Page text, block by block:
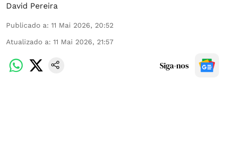
David Pereira
Publicado a: 11 Mai 2026, 20:52
Atualizado a: 11 Mai 2026, 21:57
Siga-nos